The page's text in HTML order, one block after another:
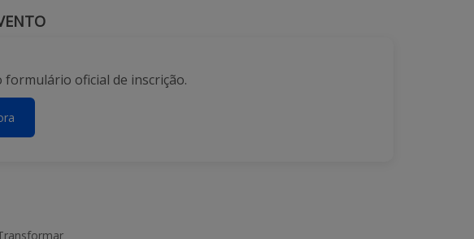
formulário oficial de inscrição.